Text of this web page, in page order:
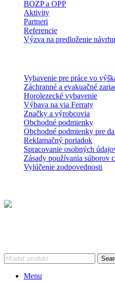
BOZP a OPP
Aktivity
Partneri
Referencie
Výzva na predloženie
Vybavenie pre práce vo
Záchranné a evakuačné
Horolezecké vybavenie
Výbava na via Ferraty
Značky a výrobcovia
Obchodné podmienky
Obchodné podmienky pre
Reklamačný poriadok
Spracovanie osobných
Zásady používania súborov
Vylúčenie zodpovednosti
Menu